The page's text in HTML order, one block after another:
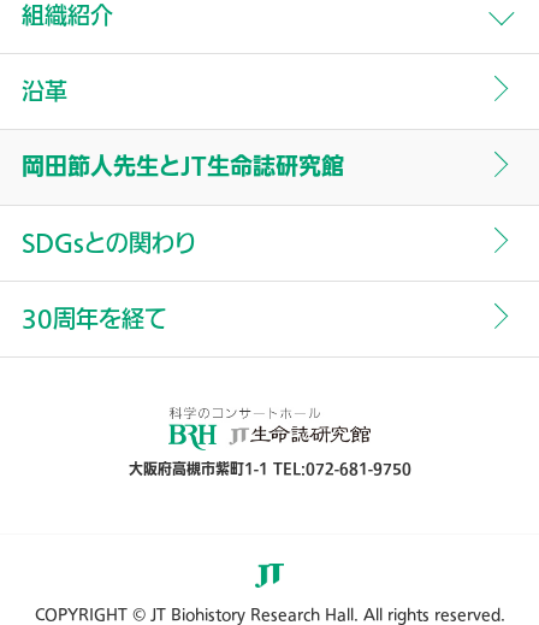
永田和宏プロフィール
名誉館長よりご挨拶
中村桂子年度ごとのご挨拶
組織紹介
沿革
岡田節人先生とJT生命誌研究館
SDGsとの関わり
30周年を経て
大阪府高槻市紫町1-1 TEL:072-681-9750
COPYRIGHT © JT Biohistory Research Hall. All rights reserved.